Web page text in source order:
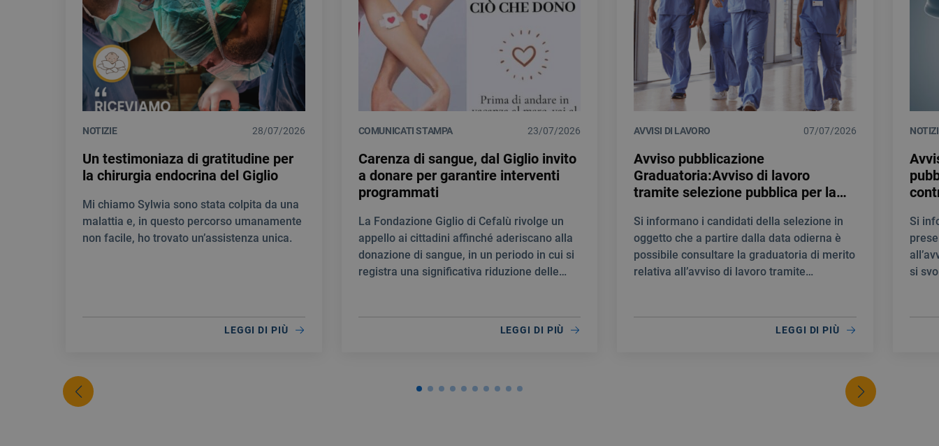
NOTIZIE 28/07/2026
Un testimoniaza di gratitudine per
la chirurgia endocrina del Giglio
Mi chiamo Sylwia sono stata colpita da una
malattia e, in questo percorso umanamente
non facile, ho trovato un’assistenza unica.
LEGGI DI PIÙ
COMUNICATI STAMPA 23/07/2026
Carenza di sangue, dal Giglio invito
a donare per garantire interventi
programmati
La Fondazione Giglio di Cefalù rivolge un
appello ai cittadini affinché aderiscano alla
donazione di sangue, in un periodo in cui si
registra una significativa riduzione delle
LEGGI DI PIÙ
AVVISI DI LAVORO 07/07/2026
Avviso pubblicazione
Graduatoria:Avviso di lavoro
tramite selezione pubblica per la
merito al fine di individuare
personale idoneo per la stipula di
contratti a tempo determinato
quale INFERMIERE
Si informano i candidati della selezione in
oggetto che a partire dalla data odierna è
possibile consultare la graduatoria di merito
relativa all’avviso di lavoro tramite
personale idoneo per la stipula di contratti a
LEGGI DI PIÙ
E
Si
si